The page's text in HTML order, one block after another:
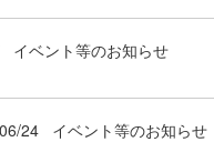
イベント等のお知らせ
24 イベント等のお知らせ